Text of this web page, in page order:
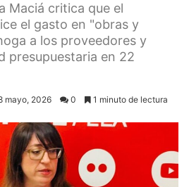
Maciá critica que el
el gasto en "obras y
a los proveedores y
presupuestaria en 22
mayo, 2026 0 1 minuto de lectura